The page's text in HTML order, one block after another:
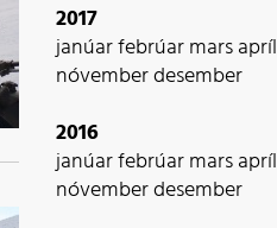
2017
janúarfebrúarmarsapríl
nóvemberdesember
2016
janúarfebrúarmarsapríl
nóvemberdesember